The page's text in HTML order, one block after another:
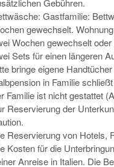
Gastfamilie:
gewechselt.
Wochen gewechselt
Sets für einen längeren
bringe eigene
in Familie
Familie ist nicht gestattet
Reservierung der
Reservierung von Hotels,
Kosten für die
Anreise in Italien. Die